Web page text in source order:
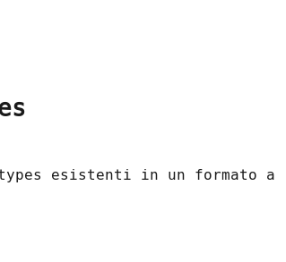
esistenti in un formato a